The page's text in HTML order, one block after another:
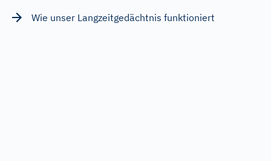
Wie unser Langzeitgedächtnis funktioniert